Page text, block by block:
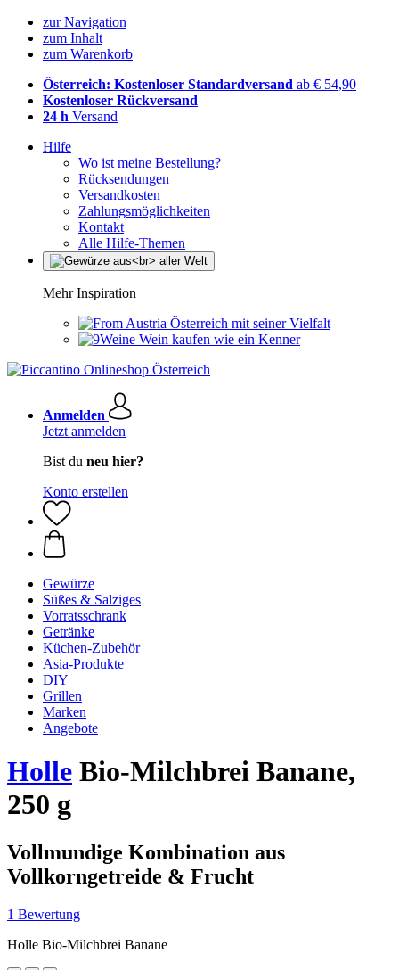
zur Navigation
zum Inhalt
zum Warenkorb
Österreich: Kostenloser Standardversand ab € 54,90
Kostenloser Rückversand
24 h Versand
Hilfe
Wo ist meine Bestellung?
Rücksendungen
Versandkosten
Zahlungsmöglichkeiten
Kontakt
Alle Hilfe-Themen
Mehr Inspiration
Österreich mit seiner Vielfalt
Wein kaufen wie ein Kenner
Anmelden
Jetzt anmelden
Bist du neu hier?
Konto erstellen
Gewürze
Süßes & Salziges
Vorratsschrank
Getränke
Küchen-Zubehör
Asia-Produkte
DIY
Grillen
Marken
Angebote
Holle Bio-Milchbrei Banane,
250 g
Vollmundige Kombination aus
Vollkorngetreide & Frucht
1 Bewertung
Holle Bio-Milchbrei Banane